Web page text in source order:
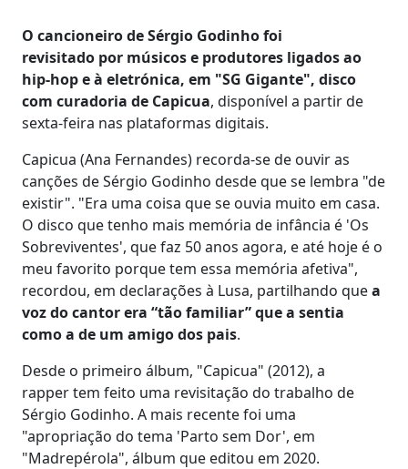
O cancioneiro de Sérgio Godinho foi
revisitado por músicos e produtores ligados ao
hip-hop e à eletrónica, em "SG Gigante", disco
com curadoria de Capicua, disponível a partir de
sexta-feira nas plataformas digitais.
Capicua (Ana Fernandes) recorda-se de ouvir as
canções de Sérgio Godinho desde que se lembra "de
existir". "Era uma coisa que se ouvia muito em casa.
O disco que tenho mais memória de infância é 'Os
Sobreviventes', que faz 50 anos agora, e até hoje é o
meu favorito porque tem essa memória afetiva",
recordou, em declarações à Lusa, partilhando quea
voz do cantor era “tão familiar” que a sentia
como a de um amigo dos pais.
Desde o primeiro álbum, "Capicua" (2012), a
rapper tem feito uma revisitação do trabalho de
Sérgio Godinho. A mais recente foi uma
"apropriação do tema 'Parto sem Dor', em
"Madrepérola", álbum que editou em 2020.